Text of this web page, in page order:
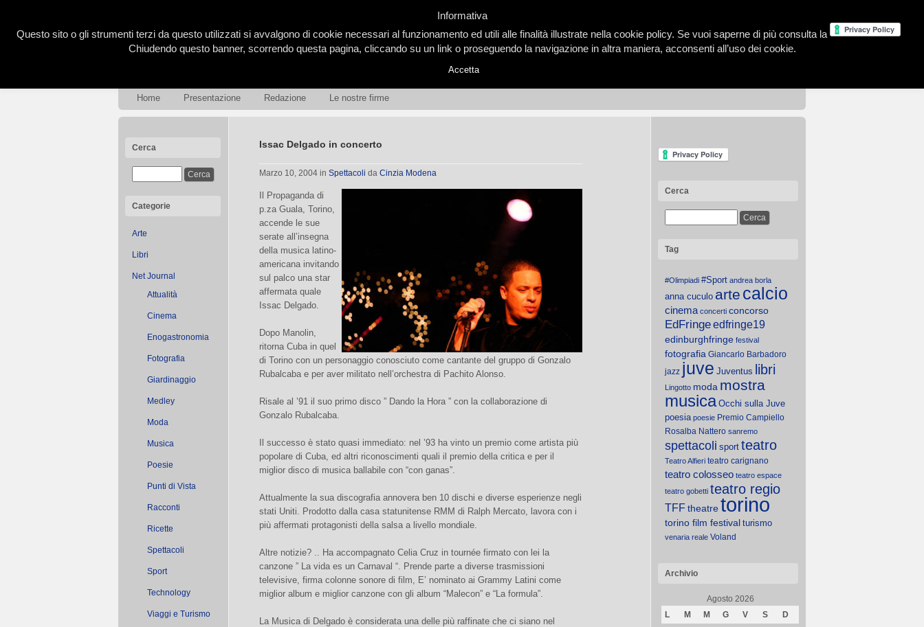
Home Presentazione Redazione Le nostre firme
Cerca
Categorie
Arte
Libri
Net Journal
Attualità
Cinema
Enogastronomia
Fotografia
Giardinaggio
Medley
Moda
Musica
Poesie
Punti di Vista
Racconti
Ricette
Spettacoli
Sport
Technology
Viaggi e Turismo
Issac Delgado in concerto
Marzo 10, 2004 in Spettacoli da Cinzia Modena
Il Propaganda di
p.za Guala, Torino,
accende le sue
serate all’insegna
della musica latino-
americana invitando
sul palco una star
affermata quale
Issac Delgado.
Dopo Manolin,
ritorna Cuba in quel
di Torino con un personaggio conosciuto come cantante del gruppo di Gonzalo
Rubalcaba e per aver militato nell’orchestra di Pachito Alonso.
Risale al ’91 il suo primo disco ” Dando la Hora ” con la collaborazione di
Gonzalo Rubalcaba.
Il successo è stato quasi immediato: nel ’93 ha vinto un premio come artista più
popolare di Cuba, ed altri riconoscimenti quali il premio della critica e per il
miglior disco di musica ballabile con “con ganas”.
Attualmente la sua discografia annovera ben 10 dischi e diverse esperienze negli
stati Uniti. Prodotto dalla casa statunitense RMM di Ralph Mercato, lavora con i
più affermati protagonisti della salsa a livello mondiale.
Altre notizie? .. Ha accompagnato Celia Cruz in tournée firmato con lei la
canzone ” La vida es un Carnaval “. Prende parte a diverse trasmissioni
televisive, firma colonne sonore di film, E’ nominato ai Grammy Latini come
miglior album e miglior canzone con gli album “Malecon” e “La formula”.
La Musica di Delgado è considerata una delle più raffinate che ci siano nel
Cerca
Tag
#Olimpiadi #Sport andrea borla
anna cuculo arte calcio
cinema concerti concorso
EdFringeedfringe19
edinburghfringe festival
fotografia Giancarlo Barbadoro
jazz juve Juventus libri
Lingotto moda mostra
musica Occhi sulla Juve
poesia poesie Premio Campiello
Rosalba Nattero sanremo
spettacoli sport teatro
Teatro Alfieri teatro carignano
teatro colosseo teatro espace
teatro gobetti teatro regio
TFFtheatretorino
torino film festival turismo
venaria reale Voland
Archivio
Agosto 2026
L
M M G V S
D
Informativa
Questo sito o gli strumenti terzi da questo utilizzati si avvalgono di cookie necessari al funzionamento ed utili alle finalità illustrate nella cookie policy. Se vuoi saperne di più consulta la
Chiudendo questo banner, scorrendo questa pagina, cliccando su un link o proseguendo la navigazione in altra maniera, acconsenti all’uso dei cookie.
Accetta